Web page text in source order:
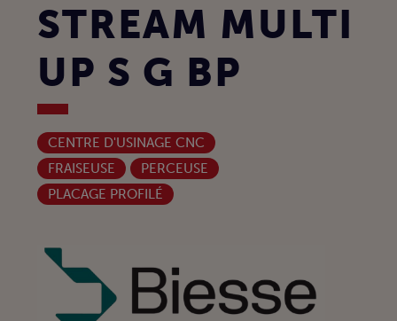
STREAM MULTI
UP S G BP
CENTRE D'USINAGE CNC
FRAISEUSE
PERCEUSE
PLACAGE PROFILÉ